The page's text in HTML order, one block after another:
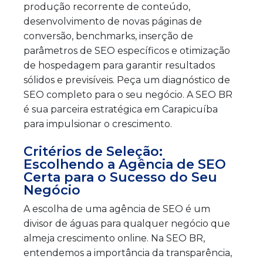
produção recorrente de conteúdo,
desenvolvimento de novas páginas de
conversão, benchmarks, inserção de
parâmetros de SEO específicos e otimização
de hospedagem para garantir resultados
sólidos e previsíveis. Peça um diagnóstico de
SEO completo para o seu negócio. A SEO BR
é sua parceira estratégica em Carapicuíba
para impulsionar o crescimento.
Critérios de Seleção:
Escolhendo a Agência de SEO
Certa para o Sucesso do Seu
Negócio
A escolha de uma agência de SEO é um
divisor de águas para qualquer negócio que
almeja crescimento online. Na SEO BR,
entendemos a importância da transparência,